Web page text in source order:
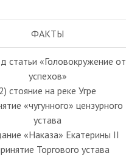
ФАКТЫ
статьи «Головокружение от
успехов»
2) стояние на реке Угре
«чугунного» цензурного
устава
«Наказа» Екатерины II
Торгового устава